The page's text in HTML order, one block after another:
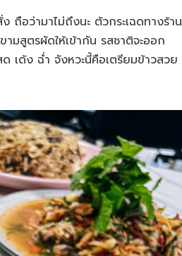
ถือว่ามาไม่ถึงนะ ตัวกระเฉดทางร้าน
ามสูตรผัดให้เข้ากัน รสชาติจะออก
เด้ง ฉ่ำ จังหวะนี้คือเตรียมข้าวสวย